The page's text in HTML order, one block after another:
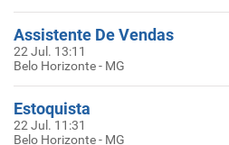
Assistente De Vendas
22 Jul. 13:11
Belo Horizonte - MG
Estoquista
22 Jul. 11:31
Belo Horizonte - MG